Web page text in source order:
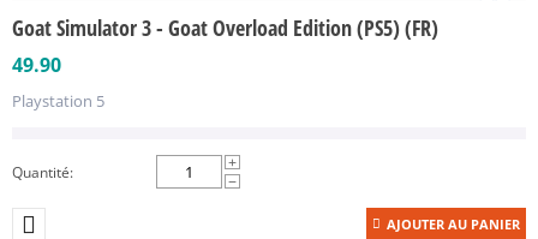
Goat Simulator 3 - Goat Overload Edition (PS5) (FR)
49.90
Playstation 5
Quantité:
+
−
AJOUTER AU PANIER